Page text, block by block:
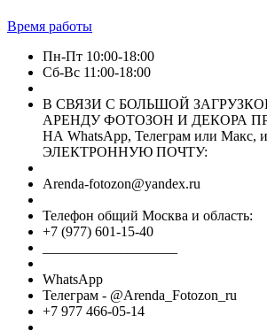
Время работы
Пн-Пт 10:00-18:00
Сб-Вс 11:00-18:00
В СВЯЗИ С БОЛЬШОЙ
АРЕНДУ ФОТОЗОН И ДЕКОРА
НА WhatsApp, Телеграм или Макс,
ЭЛЕКТРОННУЮ ПОЧТУ:
Arenda-fotozon@yandex.ru
Телефон общий Москва и область:
+7 (977) 601-15-40
WhatsApp
Телеграм - @Arenda_Fotozon_ru
+7 977 466-05-14